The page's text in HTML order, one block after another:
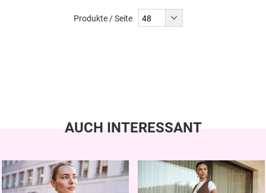
Produkte / Seite
AUCH INTERESSANT